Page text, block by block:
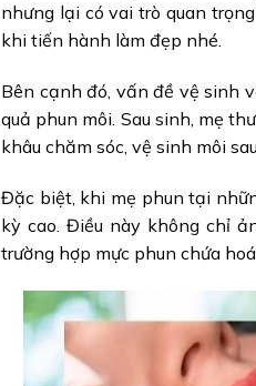
nhưng lại có vai trò quan
khi tiến hành làm đẹp nhé.
Bên cạnh đó, vấn đề vệ sinh
quả phun môi. Sau sinh, mẹ
khâu chăm sóc, vệ sinh môi
Đặc biệt, khi mẹ phun tại
kỳ cao. Điều này không chỉ
trường hợp mực phun chứa